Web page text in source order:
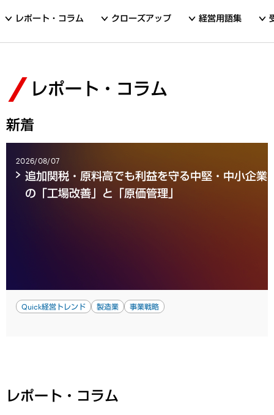
レポート・コラム クローズアップ 経営用語集
レポート・コラム
新着
2026/08/07
追加関税・原料高でも利益を守る中堅・中小企業
の「工場改善」と「原価管理」
Quick経営トレンド 製造業 事業戦略
レポート・コラム